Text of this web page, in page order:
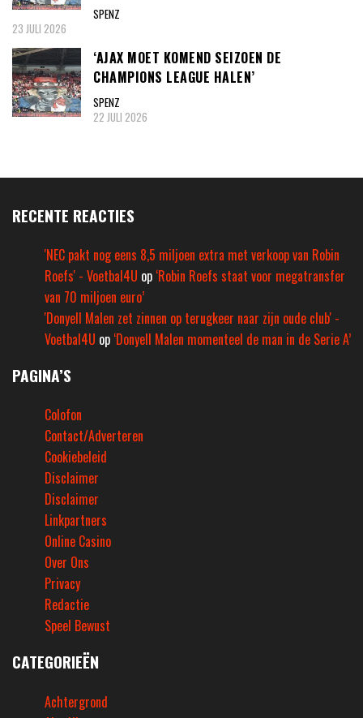
SPENZ
23 JULI 2026
‘AJAX MOET KOMEND SEIZOEN DE
CHAMPIONS LEAGUE HALEN’
SPENZ
22 JULI 2026
RECENTE REACTIES
'NEC pakt nog eens 8,5 miljoen extra met verkoop van Robin
Roefs' - Voetbal4U op ‘Robin Roefs staat voor megatransfer
van 70 miljoen euro’
'Donyell Malen zet zinnen op terugkeer naar zijn oude club' -
Voetbal4U op ‘Donyell Malen momenteel de man in de Serie A’
PAGINA’S
Colofon
Contact/Adverteren
Cookiebeleid
Disclaimer
Disclaimer
Linkpartners
Online Casino
Over Ons
Privacy
Redactie
Speel Bewust
CATEGORIEËN
Achtergrond